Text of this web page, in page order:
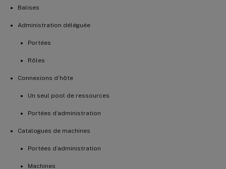
Balises
Administration déléguée
Portées
Rôles
Connexions d’hôte
Un seul pool de ressources
Portées d’administration
Catalogues de machines
Portées d’administration
Machines